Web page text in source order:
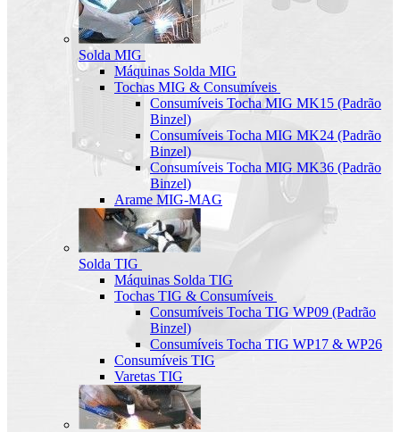
Solda MIG
Máquinas Solda MIG
Tochas MIG & Consumíveis
Consumíveis Tocha MIG MK15 (Padrão
Binzel)
Consumíveis Tocha MIG MK24 (Padrão
Binzel)
Consumíveis Tocha MIG MK36 (Padrão
Binzel)
Arame MIG-MAG
Solda TIG
Máquinas Solda TIG
Tochas TIG & Consumíveis
Consumíveis Tocha TIG WP09 (Padrão
Binzel)
Consumíveis Tocha TIG WP17 & WP26
Consumíveis TIG
Varetas TIG